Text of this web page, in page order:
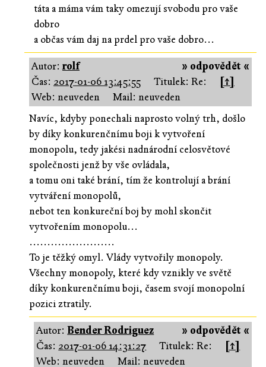
táta a máma vám taky omezují svobodu pro vaše
dobro
a občas vám daj na prdel pro vaše dobro...
» odpovědět «
Autor:rolf
Čas: 2017-01-06 13:45:55 Titulek: Re:
[↑]
Web: neuveden
Mail: neuveden
Navíc, kdyby ponechali naprosto volný trh, došlo
by díky konkurenčnímu boji k vytvoření
monopolu, tedy jakési nadnárodní celosvětové
společnosti jenž by vše ovládala,
a tomu oni také brání, tím že kontrolují a brání
vytváření monopolů,
nebot ten konkureční boj by mohl skončit
vytvořením monopolu...
........................
To je těžký omyl. Vlády vytvořily monopoly.
Všechny monopoly, které kdy vznikly ve světě
díky konkurenčnímu boji, časem svojí monopolní
pozici ztratily.
» odpovědět «
Autor:Bender Rodriguez
Čas: 2017-01-06 14:31:27 Titulek: Re:
[↑]
Web: neuveden
Mail: neuveden